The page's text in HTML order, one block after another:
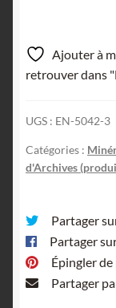
Ajouter à
retrouver dans
UGS : EN-5042-3
Catégories :
d'Archives
Partager
Partager
Épingler
Partager